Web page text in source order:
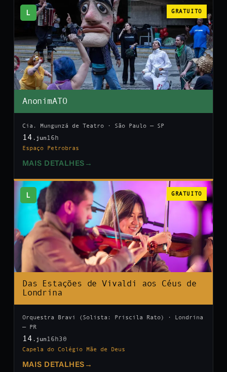
L GRATUITO
AnonimATO
Cia. Mungunzá de Teatro · São Paulo — SP
14 .jun 16h
Espaço Petrobras
MAIS DETALHES →
L GRATUITO
Das Estações de Vivaldi aos Céus de
Londrina
Orquestra Bravi (Solista: Priscila Rato) · Londrina
— PR
14 .jun 16h30
Capela do Colégio Mãe de Deus
MAIS DETALHES →